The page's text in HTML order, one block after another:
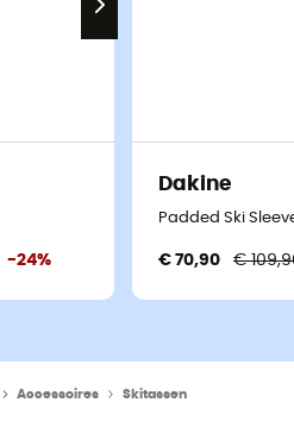
-24%
Dakine
Padded Ski
€ 70,90 €
Accessoires Skitassen